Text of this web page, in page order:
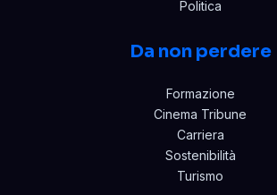
Politica
Da non perdere
Formazione
Cinema Tribune
Carriera
Sostenibilità
Turismo